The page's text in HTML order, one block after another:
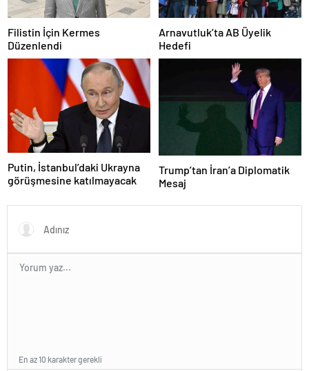
Filistin İçin Kermes
Düzenlendi
Arnavutluk’ta AB Üyelik
Hedefi
Putin, İstanbul’daki Ukrayna
görüşmesine katılmayacak
Trump’tan İran’a Diplomatik
Mesaj
En az 10 karakter gerekli